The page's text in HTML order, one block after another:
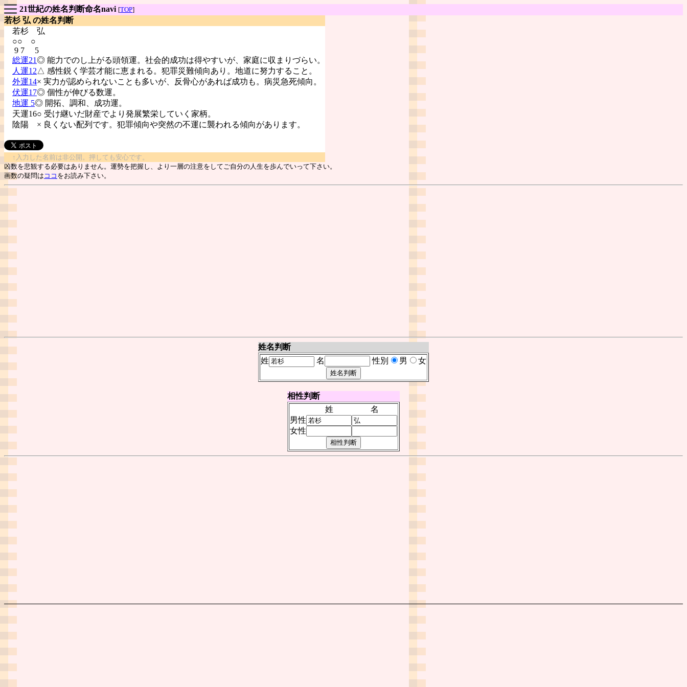
21世紀の姓名判断命名navi [TOP]
若杉 弘 の姓名判断
若杉 弘
○○ ○
9 7 5
総運21◎ 能力でのし上がる頭領運。社会的成功は得やすいが、家庭に収まりづらい。
人運12△ 感性鋭く学芸才能に恵まれる。犯罪災難傾向あり。地道に努力すること。
外運14× 実力が認められないことも多いが、反骨心があれば成功も。病災急死傾向。
伏運17◎ 個性が伸びる数運。
地運 5◎ 開拓、調和、成功運。
天運16○ 受け継いだ財産でより発展繁栄していく家柄。
陰陽 × 良くない配列です。犯罪傾向や突然の不運に襲われる傾向があります。
↑入力した名前は非公開。押しても安心です。
凶数を悲観する必要はありません。運勢を把握し、より一層の注意をしてご自分の人生を歩んでいって下さい。
画数の疑問は ココ をお読み下さい。
姓名判断
姓
名 性別 男 女
相性判断
姓
名
男性
女性